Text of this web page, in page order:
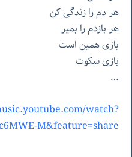
هردمرازندگیکن
هربازدمرا بمیر
بازیهمیناست
بازیسکوت
…
watch?
M&feature=share